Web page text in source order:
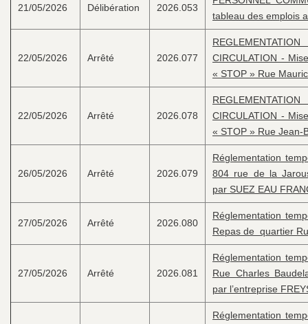
21/05/2026 Délibération 2026.053
tableau des emplois
22/05/2026 Arrêté 2026.077
CIRCULATION -
« STOP » Rue
22/05/2026 Arrêté 2026.078
CIRCULATION -
« STOP » Rue Jean-
26/05/2026 Arrêté 2026.079
Réglementation
804 rue de la
par SUEZ EAU
27/05/2026 Arrêté 2026.080
Réglementation
Repas de quartier
27/05/2026 Arrêté 2026.081
Réglementation
Rue Charles
par l’entreprise
Réglementation